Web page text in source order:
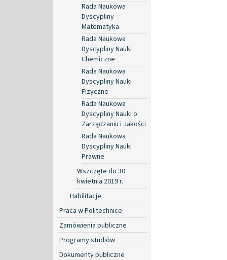
Rada Naukowa
Dyscypliny
Matematyka
Rada Naukowa
Dyscypliny Nauki
Chemiczne
Rada Naukowa
Dyscypliny Nauki
Fizyczne
Rada Naukowa
Dyscypliny Nauki o
Zarządzaniu i Jakości
Rada Naukowa
Dyscypliny Nauki
Prawne
Wszczęte do 30
kwietnia 2019 r.
Habilitacje
Praca w Politechnice
Zamówienia publiczne
Programy studiów
Dokumenty publiczne